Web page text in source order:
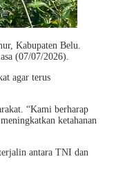
Kabupaten Belu.
(07/07/2026).
agar terus
“Kami berharap
ketahanan
antara TNI dan